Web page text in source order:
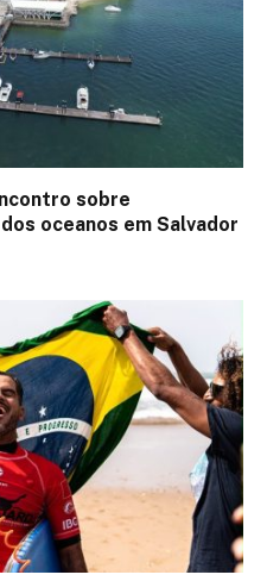
sobre
oceanos em Salvador